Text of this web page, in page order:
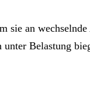
sie an
Belastung